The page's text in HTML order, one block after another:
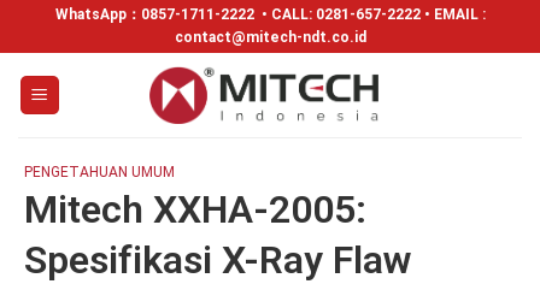
WhatsApp： 0857-1711-2222 • CALL: 0281-657-2222 • EMAIL :
contact@mitech-ndt.co.id
PENGETAHUAN UMUM
Mitech XXHA-2005:
Spesifikasi X-Ray Flaw